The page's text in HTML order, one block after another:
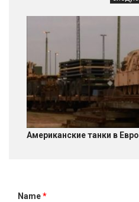
Американские танки в
Name*